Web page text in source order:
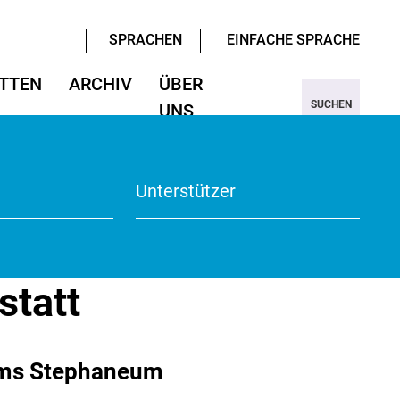
SPRACHEN EINFACHE SPRACHE
ARCHIV
ÜBER
UNS
Unterstützer
SUCHEN
Stephaneum